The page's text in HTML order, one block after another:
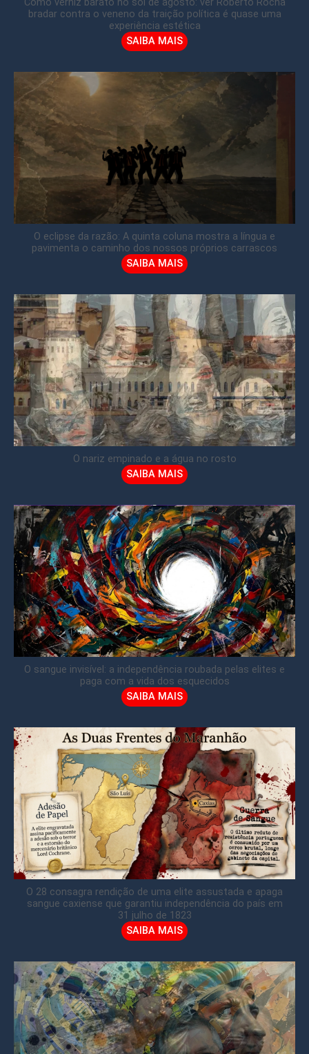
bradar contra o veneno da traição política é quase uma
experiência estética
SAIBA MAIS
O eclipse da razão: A quinta coluna mostra a língua e
pavimenta o caminho dos nossos próprios carrascos
SAIBA MAIS
O nariz empinado e a água no rosto
SAIBA MAIS
O sangue invisível: a independência roubada pelas elites e
paga com a vida dos esquecidos
SAIBA MAIS
O 28 consagra rendição de uma elite assustada e apaga
sangue caxiense que garantiu independência do país em
31 julho de 1823
SAIBA MAIS